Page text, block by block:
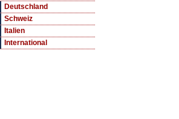
Deutschland
Schweiz
Italien
International